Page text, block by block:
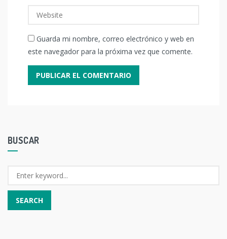
Guarda mi nombre, correo electrónico y web en
este navegador para la próxima vez que comente.
BUSCAR